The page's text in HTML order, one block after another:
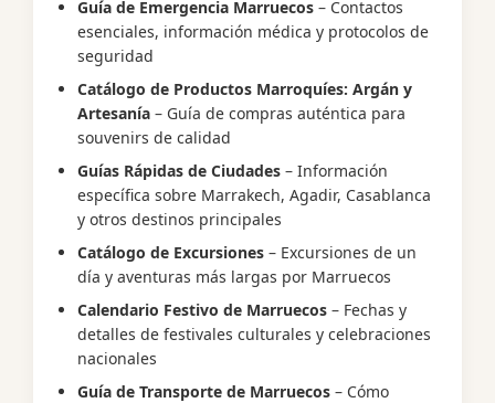
Guía de Emergencia Marruecos – Contactos
esenciales, información médica y protocolos de
seguridad
Catálogo de Productos Marroquíes: Argán y
Artesanía – Guía de compras auténtica para
souvenirs de calidad
Guías Rápidas de Ciudades – Información
específica sobre Marrakech, Agadir, Casablanca
y otros destinos principales
Catálogo de Excursiones – Excursiones de un
día y aventuras más largas por Marruecos
Calendario Festivo de Marruecos – Fechas y
detalles de festivales culturales y celebraciones
nacionales
Guía de Transporte de Marruecos – Cómo